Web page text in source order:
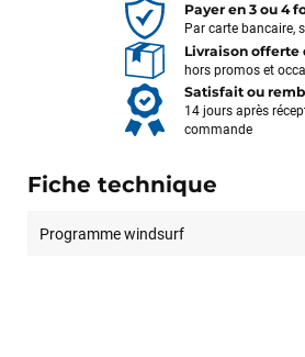
Payer en 3 ou 4
Par carte bancaire,
Livraison offerte
hors promos et
Satisfait ou
14 jours après
commande
Fiche technique
Programme windsurf